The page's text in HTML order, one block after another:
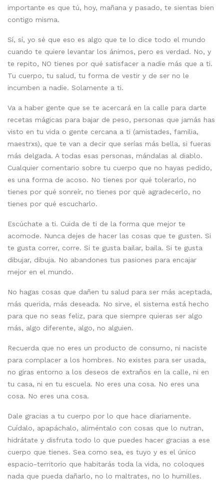
importante es que tú, hoy, mañana y pasado, te sientas bien
contigo misma.
Sí, sí, yo sé que eso es algo que te lo dice todo el mundo
cuando te quiere levantar los ánimos, pero es verdad. No, y
te repito, NO tienes por qué satisfacer a nadie más que a ti.
Tu cuerpo, tu salud, tu forma de vestir y de ser no le
incumben a nadie. Solamente a ti.
Va a haber gente que se te acercará en la calle para darte
recetas mágicas para bajar de peso, personas que jamás has
visto en tu vida o gente cercana a ti (amistades, familia,
maestrxs), que te van a decir que serías más bella, si fueras
más delgada. A todas esas personas, mándalas al diablo.
Cualquier comentario sobre tu cuerpo que no hayas pedido,
es una forma de acoso. No tienes por qué tolerarlo, no
tienes por qué sonreír, no tienes por qué agradecerlo, no
tienes por qué escucharlo.
Escúchate a ti. Cuida de ti de la forma que mejor te
acomode. Nunca dejes de hacer las cosas que te gusten. Si
te gusta correr, corre. Si te gusta bailar, baila. Si te gusta
dibujar, dibuja. No abandones tus pasiones para encajar
mejor en el mundo.
No hagas cosas que dañen tu salud para ser más aceptada,
más querida, más deseada. No sirve, el sistema está hecho
para que no seas feliz, para que siempre quieras ser algo
más, algo diferente, algo, no alguien.
Recuerda que no eres un producto de consumo, ni naciste
para complacer a los hombres. No existes para ser usada,
no giras entorno a los deseos de extraños en la calle, ni en
tu casa, ni en tu escuela. No eres una cosa. No eres una
cosa. No eres una cosa.
Dale gracias a tu cuerpo por lo que hace diariamente.
Cuídalo, apapáchalo, aliméntalo con cosas que lo nutran,
hidrátate y disfruta todo lo que puedes hacer gracias a ese
cuerpo que tienes. Sea como sea, es tuyo y es el único
espacio-territorio que habitarás toda la vida, no coloques
nada que pueda dañarlo, no lo maltrates, no lo humilles.